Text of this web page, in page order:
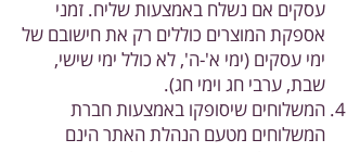
עסקים אם נשלח באמצעות שליח. זמני
אספקת המוצרים כוללים רק את חישובם של
ימי עסקים (ימי א'-ה', לא כולל ימי שישי,
שבת, ערבי חג וימי חג).
המשלוחים שיסופקו באמצעות חברת
המשלוחים מטעם הנהלת האתר הינם